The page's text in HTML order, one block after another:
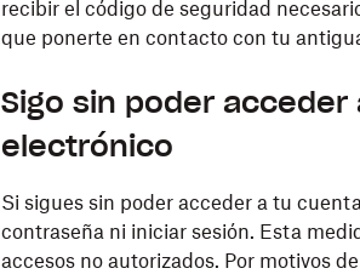
recibir el código de seguridad
que ponerte en contacto con tu
Sigo sin poder
electrónico
Si sigues sin poder acceder a tu
contraseña ni iniciar sesión. Esta
accesos no autorizados. Por motivos